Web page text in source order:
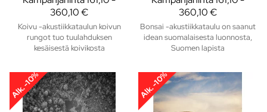
360,10 €
Koivu -akustiikkataulun koivun
rungot tuo tuulahduksen
kesäisestä koivikosta
360,10 €
Bonsai -akustiikkataulu on saanut
idean suomalaisesta luonnosta,
Suomen lapista
Alk. -10% Alk. -10%